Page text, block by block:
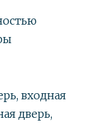
входная
дверь,